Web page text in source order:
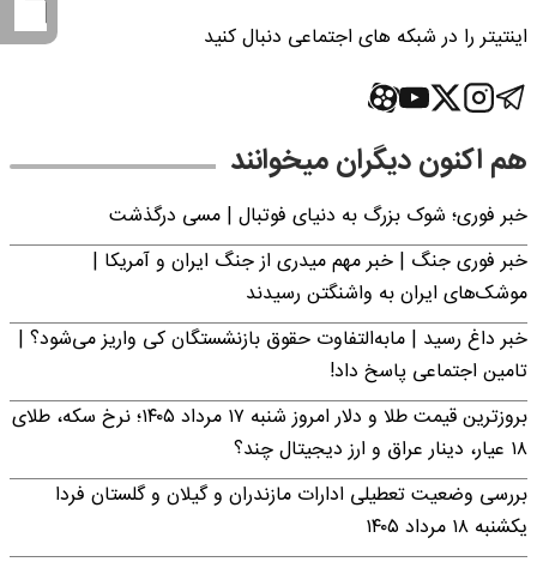
اینتیتر را در شبکه های اجتماعی دنبال کنید
هم اکنون دیگران میخوانند
خبر فوری؛‌ شوک بزرگ به دنیای فوتبال | مسی درگذشت
خبر فوری جنگ | خبر مهم میدری از جنگ ایران و آمریکا |
موشک‌های ایران به واشنگتن رسیدند
خبر داغ رسید | مابه‌التفاوت حقوق بازنشستگان کی واریز می‌شود؟ |
تامین اجتماعی پاسخ داد!
بروزترین قیمت طلا و دلار امروز شنبه ۱۷ مرداد ۱۴۰۵؛ نرخ سکه، طلای
۱۸ عیار، دینار عراق و ارز دیجیتال چند؟
بررسی وضعیت تعطیلی ادارات مازندران و گیلان و گلستان فردا
یکشنبه ۱۸ مرداد ۱۴۰۵